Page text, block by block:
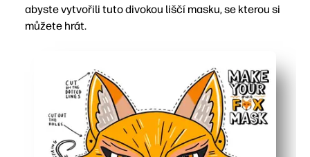
abyste vytvořili tuto divokou liščí masku, se kterou si
můžete hrát.
Podnítí představivost - vaše děti se ponoří do
Flexibilní použití - můžete nosit s provázkem nebo
Rychlé, uklizené řemeslo - buduje nůžkové